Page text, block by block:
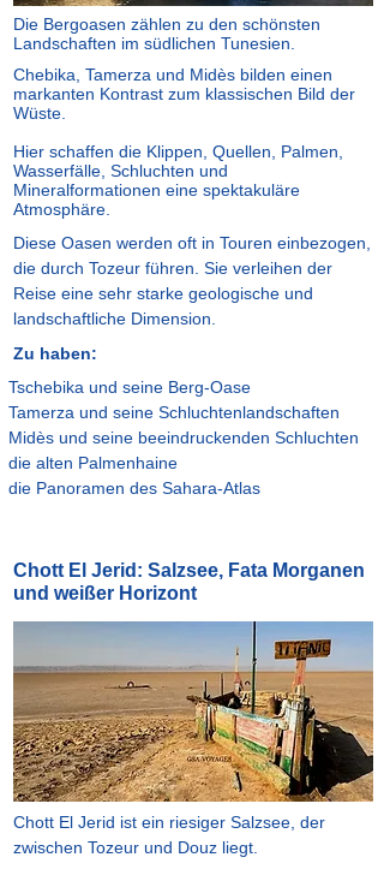
Die Bergoasen zählen zu den schönsten
Landschaften im südlichen Tunesien.
Chebika, Tamerza und Midès bilden einen
markanten Kontrast zum klassischen Bild der
Wüste.
Hier schaffen die Klippen, Quellen, Palmen,
Wasserfälle, Schluchten und
Mineralformationen eine spektakuläre
Atmosphäre.
Diese Oasen werden oft in Touren einbezogen,
die durch Tozeur führen. Sie verleihen der
Reise eine sehr starke geologische und
landschaftliche Dimension.
Zu haben:
Tschebika und seine Berg-Oase
Tamerza und seine Schluchtenlandschaften
Midès und seine beeindruckenden Schluchten
die alten Palmenhaine
die Panoramen des Sahara-Atlas
Chott El Jerid: Salzsee, Fata Morganen
und weißer Horizont
Chott El Jerid ist ein riesiger Salzsee, der
zwischen Tozeur und Douz liegt.